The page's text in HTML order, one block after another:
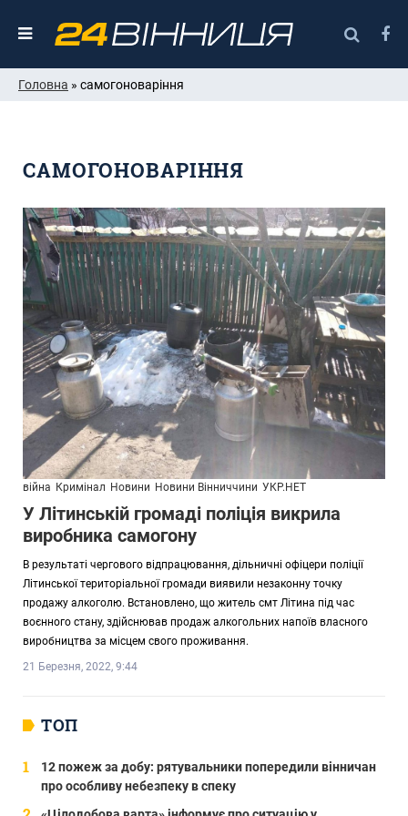
Головна » самогоноваріння
САМОГОНОВАРІННЯ
війна Кримінал Новини Новини Вінниччини УКР.НЕТ
У Літинській громаді поліція викрила
виробника самогону
В результаті чергового відпрацювання, дільничні офіцери поліції
Літинської територіальної громади виявили незаконну точку
продажу алкоголю. Встановлено, що житель смт Літина під час
воєнного стану, здійснював продаж алкогольних напоїв власного
виробництва за місцем свого проживання.
21 Березня, 2022, 9:44
ТОП
12 пожеж за добу: рятувальники попередили вінничан
про особливу небезпеку в спеку